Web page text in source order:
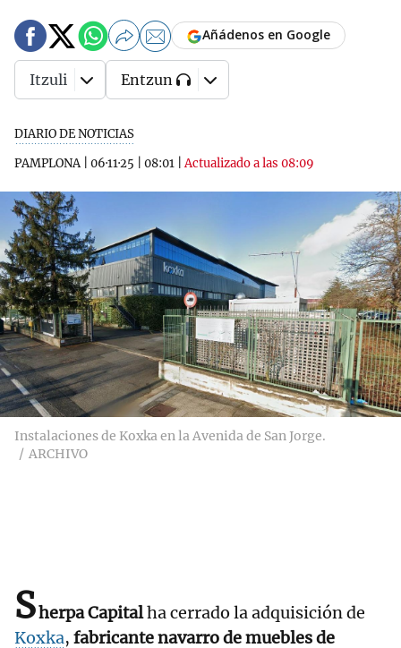
DIARIO DE NOTICIAS
PAMPLONA| 06·11·25 08:01 |Actualizado a las 08:09
Añádenos en Google
Itzuli Entzun
Instalaciones de Koxka en la Avenida de San Jorge.
ARCHIVO
Sherpa Capitalha cerrado la adquisición de
Koxka, fabricante navarro de muebles de